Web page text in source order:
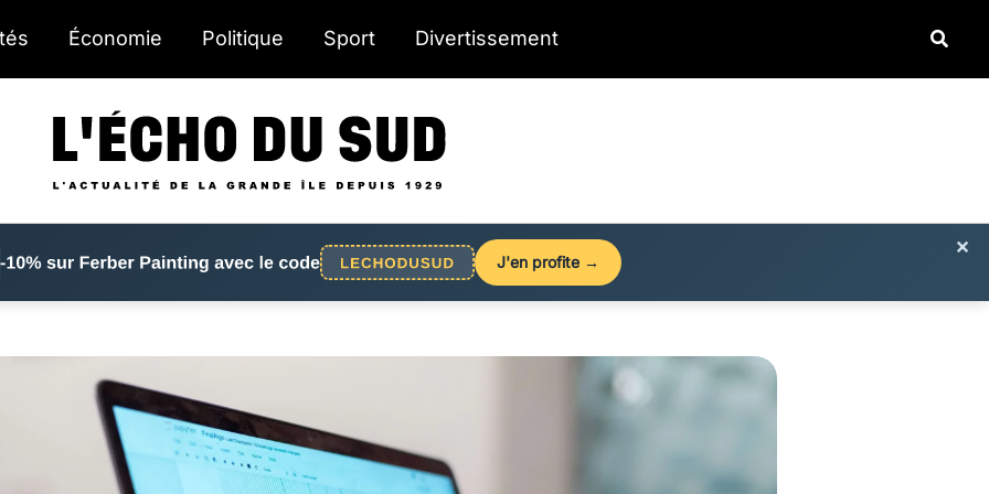
Économie Politique Sport Divertissement
×
J'en profite →